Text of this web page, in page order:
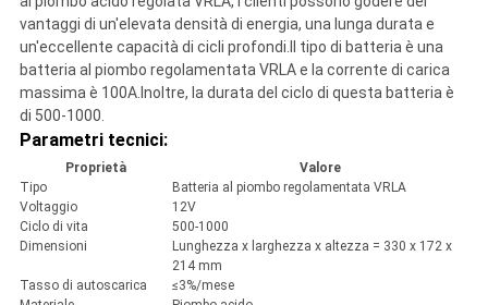
vantaggi di un'elevata densità di energia, una lunga durata e
un'eccellente capacità di cicli profondi.Il tipo di batteria è una
batteria al piombo regolamentata VRLA e la corrente di carica
massima è 100A.Inoltre, la durata del ciclo di questa batteria è
di 500-1000.
Parametri tecnici:
Proprietà
Valore
Tipo
Batteria al piombo regolamentata VRLA
Voltaggio
12V
Ciclo di vita
500-1000
Dimensioni
Lunghezza x larghezza x altezza = 330 x 172 x
214 mm
Tasso di autoscarica
≤3%/mese